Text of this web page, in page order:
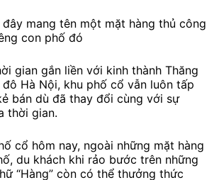
mang tên một mặt hàng thủ công
con phố đó
gian gắn liền với kinh thành Thăng
Hà Nội, khu phố cổ vẫn luôn tấp
bán dù đã thay đổi cùng với sự
thời gian.
cổ hôm nay, ngoài những mặt hàng
du khách khi rảo bước trên những
“Hàng” còn có thể thưởng thức